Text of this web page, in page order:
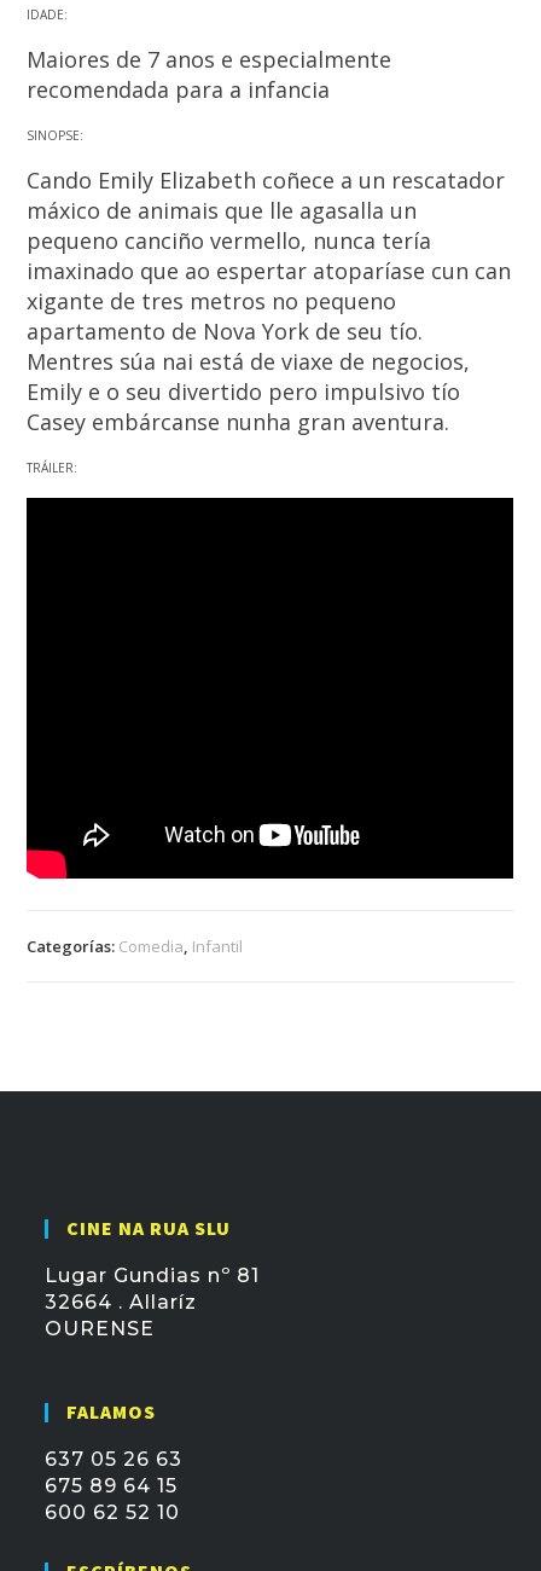
IDADE:
Maiores de 7 anos e especialmente
recomendada para a infancia
SINOPSE:
Cando Emily Elizabeth coñece a un rescatador
máxico de animais que lle agasalla un
pequeno canciño vermello, nunca tería
imaxinado que ao espertar atoparíase cun can
xigante de tres metros no pequeno
apartamento de Nova York de seu tío.
Mentres súa nai está de viaxe de negocios,
Emily e o seu divertido pero impulsivo tío
Casey embárcanse nunha gran aventura.
TRÁILER:
Categorías: Comedia, Infantil
CINE NA RUA SLU
Lugar Gundias nº 81
32664 . Allaríz
OURENSE
FALAMOS
637 05 26 63
675 89 64 15
600 62 52 10